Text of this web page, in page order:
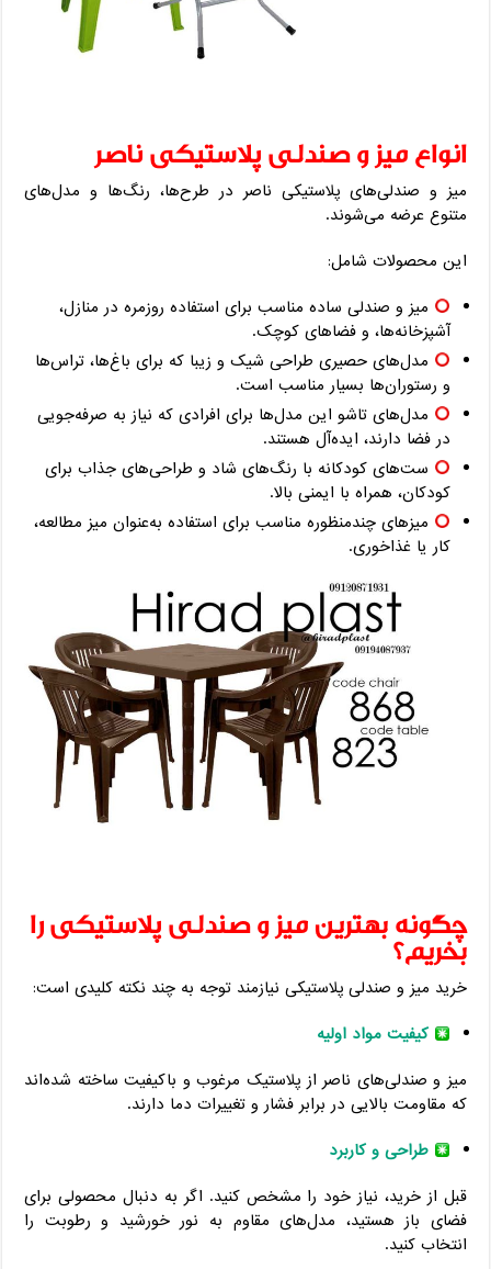
انواع میز و صندلی پلاستیکی ناصر
میز و صندلی‌های پلاستیکی ناصر در طرح‌ها، رنگ‌ها و مدل‌های
متنوع عرضه می‌شوند.
این محصولات شامل:
میز و صندلی ساده مناسب برای استفاده روزمره در منازل،
آشپزخانه‌ها، و فضاهای کوچک.
مدل‌های حصیری طراحی شیک و زیبا که برای باغ‌ها، تراس‌ها
و رستوران‌ها بسیار مناسب است.
مدل‌های تاشو این مدل‌ها برای افرادی که نیاز به صرفه‌جویی
در فضا دارند، ایده‌آل هستند.
ست‌های کودکانه با رنگ‌های شاد و طراحی‌های جذاب برای
کودکان، همراه با ایمنی بالا.
میزهای چندمنظوره مناسب برای استفاده به‌عنوان میز مطالعه،
کار یا غذاخوری.
چگونه بهترین میز و صندلی پلاستیکی را
بخریم؟
خرید میز و صندلی پلاستیکی نیازمند توجه به چند نکته کلیدی است:
کیفیت مواد اولیه
میز و صندلی‌های ناصر از پلاستیک مرغوب و باکیفیت ساخته شده‌اند
که مقاومت بالایی در برابر فشار و تغییرات دما دارند.
طراحی و کاربرد
قبل از خرید، نیاز خود را مشخص کنید. اگر به دنبال محصولی برای
فضای باز هستید، مدل‌های مقاوم به نور خورشید و رطوبت را
انتخاب کنید.